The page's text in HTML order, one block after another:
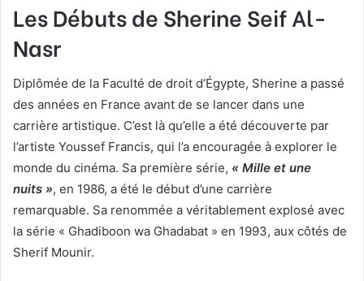
Les Débuts de Sherine Seif Al-
Nasr
Diplômée de la Faculté de droit d’Égypte, Sherine a passé
des années en France avant de se lancer dans une
carrière artistique. C’est là qu’elle a été découverte par
l’artiste Youssef Francis, qui l’a encouragée à explorer le
monde du cinéma. Sa première série, « Mille et une
nuits », en 1986, a été le début d’une carrière
remarquable. Sa renommée a véritablement explosé avec
la série « Ghadiboon wa Ghadabat » en 1993, aux côtés de
Sherif Mounir.